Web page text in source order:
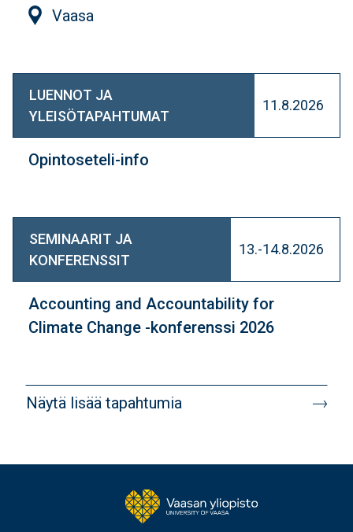
Vaasa
LUENNOT JA
YLEISÖTAPAHTUMAT
11.8.2026
Opintoseteli-info
SEMINAARIT JA
KONFERENSSIT
13.-14.8.2026
Accounting and Accountability for
Climate Change -konferenssi 2026
Näytä lisää tapahtumia